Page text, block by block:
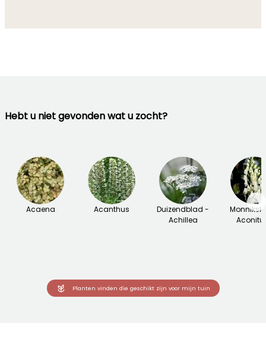
Hebt u niet gevonden wat u zocht?
Acaena Acanthus
Duizendblad -
Achillea
→
Planten vinden die geschikt zijn voor mijn tuin